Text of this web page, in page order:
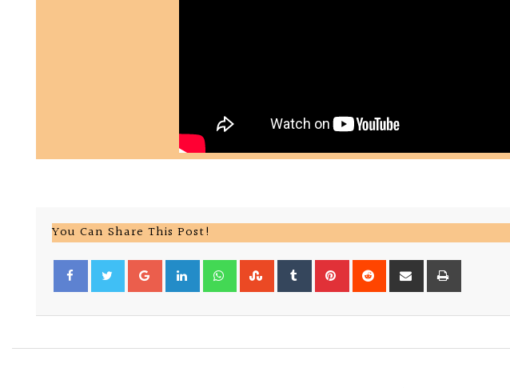
You Can Share This Post!
Google+ LinkedIn WhatsappStumbleUpon
Tumblr Pinterest Reddit
Share